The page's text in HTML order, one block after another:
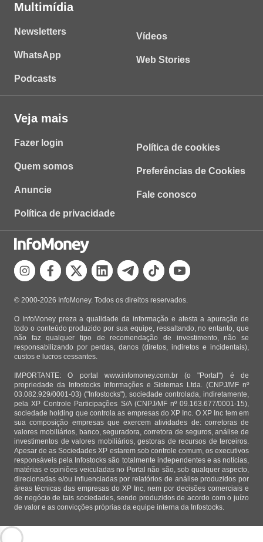
Multimídia
Newsletters
WhatsApp
Podcasts
Vídeos
Web Stories
Veja mais
Fazer login
Quem somos
Anuncie
Política de privacidade
Política de cookies
Preferências de Cookies
Fale conosco
© 2000-2026 InfoMoney. Todos os direitos reservados.
O InfoMoney preza a qualidade da informação e atesta a apuração de
todo o conteúdo produzido por sua equipe, ressaltando, no entanto, que
não faz qualquer tipo de recomendação de investimento, não se
responsabilizando por perdas, danos (diretos, indiretos e incidentais),
custos e lucros cessantes.
IMPORTANTE: O portal www.infomoney.com.br (o "Portal") é de
propriedade da Infostocks Informações e Sistemas Ltda. (CNPJ/MF nº
03.082.929/0001-03) ("Infostocks"), sociedade controlada, indiretamente,
pela XP Controle Participações S/A (CNPJ/MF nº 09.163.677/0001-15),
sociedade holding que controla as empresas do XP Inc. O XP Inc tem em
sua composição empresas que exercem atividades de: corretoras de
valores mobiliários, banco, seguradora, corretora de seguros, análise de
investimentos de valores mobiliários, gestoras de recursos de terceiros.
Apesar de as Sociedades XP estarem sob controle comum, os executivos
responsáveis pela Infostocks são totalmente independentes e as notícias,
matérias e opiniões veiculadas no Portal não são, sob qualquer aspecto,
direcionadas e/ou influenciadas por relatórios de análise produzidos por
áreas técnicas das empresas do XP Inc, nem por decisões comerciais e
de negócio de tais sociedades, sendo produzidos de acordo com o juízo
de valor e as convicções próprias da equipe interna da Infostocks.